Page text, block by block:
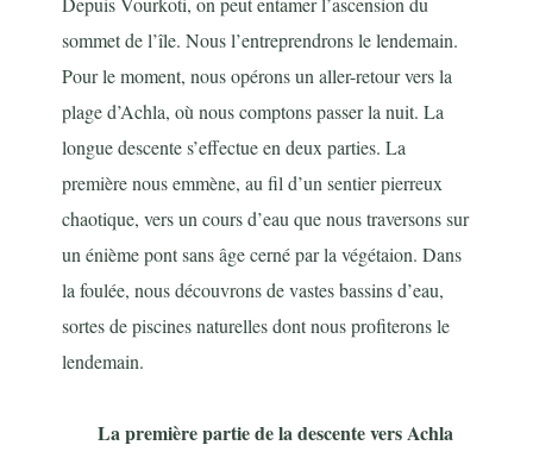
sommet de l’île. Nous l’entreprendrons le lendemain.
Pour le moment, nous opérons un aller-retour vers la
plage d’Achla, où nous comptons passer la nuit. La
longue descente s’effectue en deux parties. La
première nous emmène, au fil d’un sentier pierreux
chaotique, vers un cours d’eau que nous traversons sur
un énième pont sans âge cerné par la végétaion. Dans
la foulée, nous découvrons de vastes bassins d’eau,
sortes de piscines naturelles dont nous profiterons le
lendemain.
La première partie de la descente vers Achla